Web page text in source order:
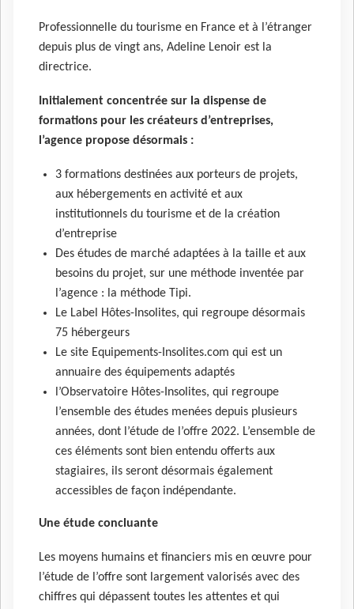
Professionnelle du tourisme en France et à l’étranger
depuis plus de vingt ans, Adeline Lenoir est la
directrice.
Initialement concentrée sur la dispense de
formations pour les créateurs d’entreprises,
l’agence propose désormais :
3 formations destinées aux porteurs de projets,
aux hébergements en activité et aux
institutionnels du tourisme et de la création
d’entreprise
Des études de marché adaptées à la taille et aux
besoins du projet, sur une méthode inventée par
l’agence : la méthode Tipi.
Le Label Hôtes-Insolites, qui regroupe désormais
75 hébergeurs
Le site Equipements-Insolites.com qui est un
annuaire des équipements adaptés
l’Observatoire Hôtes-Insolites, qui regroupe
l’ensemble des études menées depuis plusieurs
années, dont l’étude de l’offre 2022. L’ensemble de
ces éléments sont bien entendu offerts aux
stagiaires, ils seront désormais également
accessibles de façon indépendante.
Une étude concluante
Les moyens humains et financiers mis en œuvre pour
l’étude de l’offre sont largement valorisés avec des
chiffres qui dépassent toutes les attentes et qui